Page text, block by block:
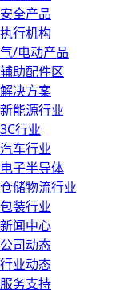
安全产品
执行机构
气/电动产品
辅助配件区
解决方案
新能源行业
3C行业
汽车行业
电子半导体
仓储物流行业
包装行业
新闻中心
公司动态
行业动态
服务支持